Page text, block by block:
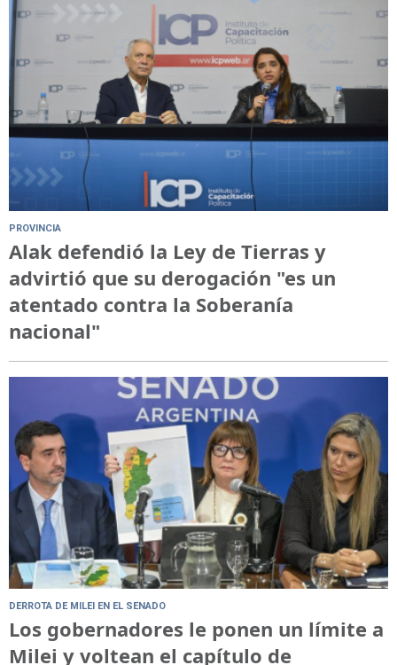
PROVINCIA
Alak defendió la Ley de Tierras y
advirtió que su derogación "es un
atentado contra la Soberanía
nacional"
DERROTA DE MILEI EN EL SENADO
Los gobernadores le ponen un límite a
Milei y voltean el capítulo de